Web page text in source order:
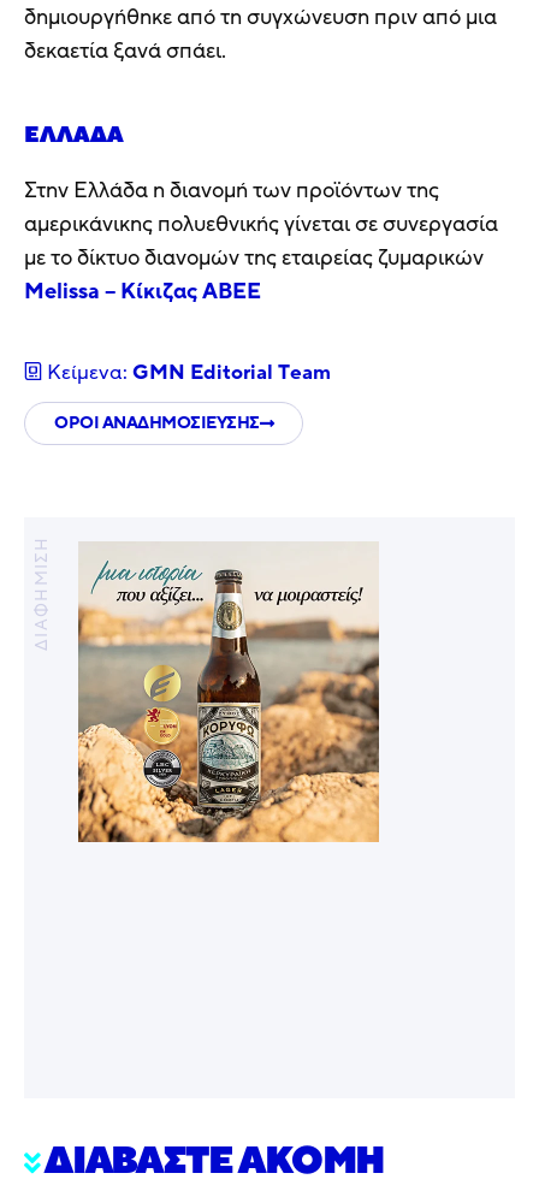
δημιουργήθηκε από τη συγχώνευση πριν από μια
δεκαετία ξανά σπάει.
ΕΛΛΆΔΑ
Στην Ελλάδα η διανομή των προϊόντων της
αμερικάνικης πολυεθνικής γίνεται σε συνεργασία
με το δίκτυο διανομών της εταιρείας ζυμαρικών
Melissa – Κίκιζας ABEE
Κείμενα: GMN Editorial Τeam
ΟΡΟΙ ΑΝΑΔΗΜΟΣΙΕΥΣΗΣ
ΔΙΑΦΗΜΙΣΗ
ΔΙΑΒΑΣΤΕ ΑΚΟΜΗ